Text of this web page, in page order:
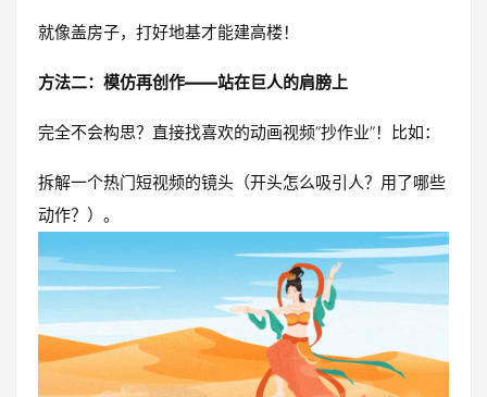
就像盖房子，打好地基才能建高楼！
方法二：模仿再创作——站在巨人的肩膀上
完全不会构思？直接找喜欢的动画视频“抄作业”！比如：
拆解一个热门短视频的镜头（开头怎么吸引人？用了哪些
动作？）。